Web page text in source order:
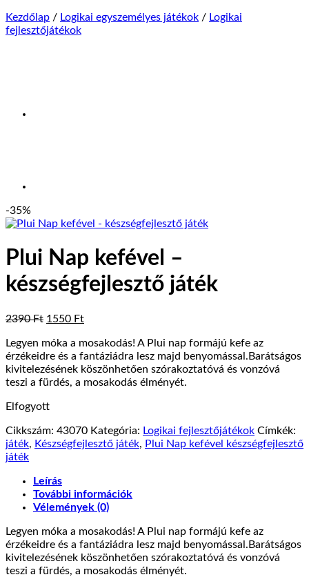
Kezdőlap / Logikai egyszemélyes játékok / Logikai
fejlesztőjátékok
-35%
Plui Nap kefével –
készségfejlesztő játék
2390Ft Original
was:
2390 Ft.
1550 FtCurrent
is:
1550 Ft.
Legyen móka a mosakodás! A Plui nap formájú kefe az
érzékeidre és a fantáziádra lesz majd benyomással.Barátságos
kivitelezésének köszönhetően szórakoztatóvá és vonzóvá
teszi a fürdés, a mosakodás élményét.
Elfogyott
Cikkszám: 43070 Kategória: Logikai fejlesztőjátékok Címkék:
játék, Készségfejlesztő játék, Plui Nap kefével készségfejlesztő
játék
Leírás
További információk
Vélemények (0)
Legyen móka a mosakodás! A Plui nap formájú kefe az
érzékeidre és a fantáziádra lesz majd benyomással.Barátságos
kivitelezésének köszönhetően szórakoztatóvá és vonzóvá
teszi a fürdés, a mosakodás élményét.